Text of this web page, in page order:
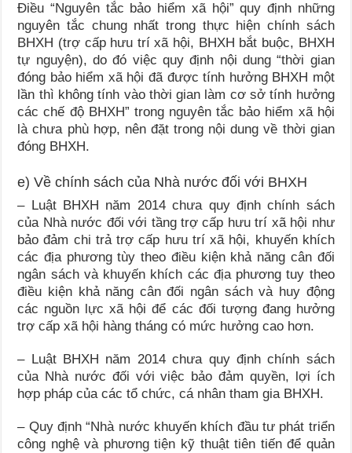
Điều “Nguyên tắc bảo hiểm xã hội” quy định những
nguyên tắc chung nhất trong thực hiện chính sách
BHXH (trợ cấp hưu trí xã hội, BHXH bắt buộc, BHXH
tự nguyện), do đó việc quy định nội dung “thời gian
đóng bảo hiểm xã hội đã được tính hưởng BHXH một
lần thì không tính vào thời gian làm cơ sở tính hưởng
các chế độ BHXH” trong nguyên tắc bảo hiểm xã hội
là chưa phù hợp, nên đặt trong nội dung về thời gian
đóng BHXH.
e) Về chính sách của Nhà nước đối với BHXH
– Luật BHXH năm 2014 chưa quy định chính sách
của Nhà nước đối với tầng trợ cấp hưu trí xã hội như
bảo đảm chi trả trợ cấp hưu trí xã hội, khuyến khích
các địa phương tùy theo điều kiện khả năng cân đối
ngân sách và khuyến khích các địa phương tuy theo
điều kiện khả năng cân đối ngân sách và huy động
các nguồn lực xã hội để các đối tượng đang hưởng
trợ cấp xã hội hàng tháng có mức hưởng cao hơn.
– Luật BHXH năm 2014 chưa quy định chính sách
của Nhà nước đối với việc bảo đảm quyền, lợi ích
hợp pháp của các tổ chức, cá nhân tham gia BHXH.
– Quy định “Nhà nước khuyến khích đầu tư phát triển
công nghệ và phương tiện kỹ thuật tiên tiến để quản